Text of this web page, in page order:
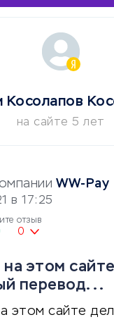
WW-Pay
в 17:25
отзыв
0
на этом
перевод...
этом сайте
Косолапов
на сайте 5 лет